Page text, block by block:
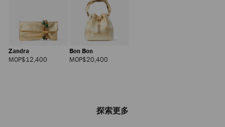
Zandra
MOP$12,400
Bon Bon
MOP$20,400正
探索更多